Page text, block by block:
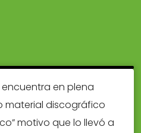
encuentra en plena
material discográfico
motivo que lo llevó a